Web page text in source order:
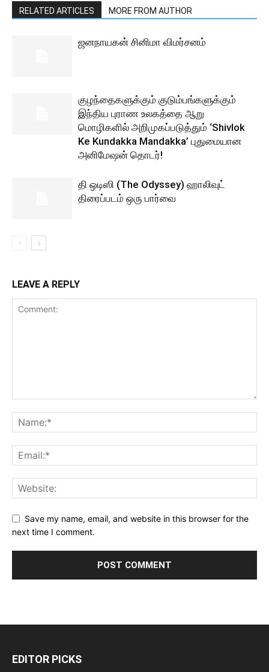
RELATED ARTICLES MORE FROM AUTHOR
ஜனநாயகன் சினிமா விமர்சனம்
குழந்தைகளுக்கும் குடும்பங்களுக்கும்
இந்திய புராண உலகத்தை ஆறு
மொழிகளில் அறிமுகப்படுத்தும் ‘Shivlok
Ke Kundakka Mandakka’ புதுமையான
அனிமேஷன் தொடர்!
தி ஒடிஸி (The Odyssey) ஹாலிவுட்
திரைப்படம் ஒரு பார்வை
LEAVE A REPLY
Save my name, email, and website in this browser for the
next time I comment.
EDITOR PICKS